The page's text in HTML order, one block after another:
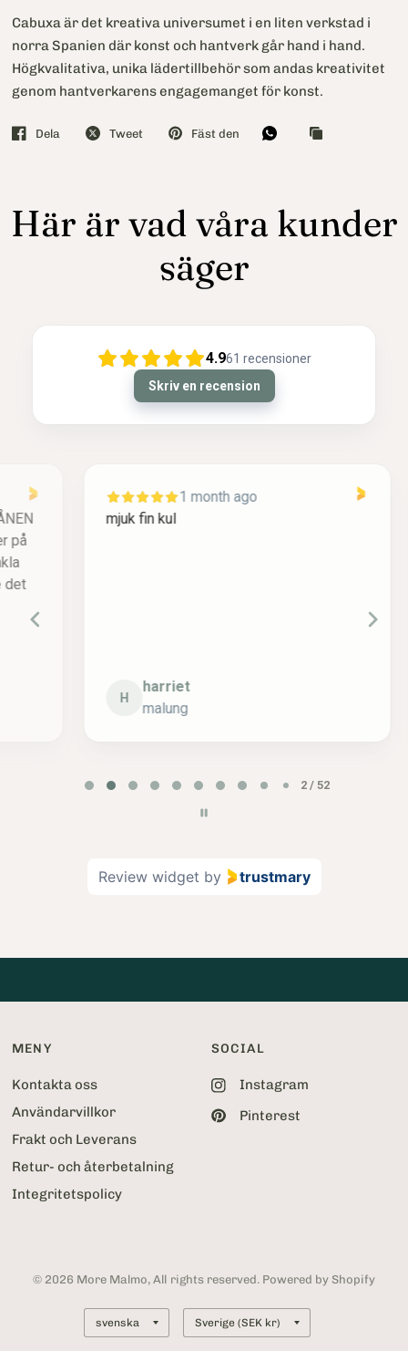
Cabuxa är det kreativa universumet i en liten verkstad i
norra Spanien där konst och hantverk går hand i hand.
Högkvalitativa, unika lädertillbehör som andas kreativitet
genom hantverkarens engagemanget för konst.
Dela Tweet Fäst den
Här är vad våra kunder
säger
4.961 recensioner
Skriv en recension
1 month ago
mjuk fin kul
harriet
malung
2 / 52
Review widget by trustmary
MENY
Kontakta oss
Användarvillkor
Frakt och Leverans
Retur- och återbetalning
Integritetspolicy
SOCIAL
Instagram
Pinterest
© 2026 More Malmo, All rights reserved. Powered by Shopify
Uppdatera
land
Uppdatera
land